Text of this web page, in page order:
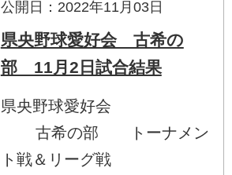
公開日：2022年11月03日
県央野球愛好会 古希の
部 11月2日試合結果
県央野球愛好会
古希の部 トーナメン
ト戦＆リーグ戦